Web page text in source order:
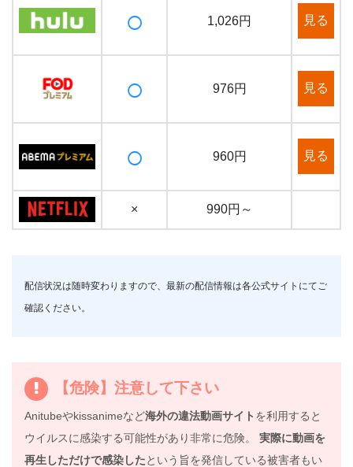
○ 1,026円 見る
○ 976円 見る
○ 960円 見る
× 990円～
配信状況は随時変わりますので、最新の配信情報は各公式サイトにてご
確認ください。
【危険】注意して下さい
Anitubeやkissanimeなど海外の違法動画サイト を利用すると
ウイルスに感染する可能性があり非常に危険。 実際に動画を
再生しただけで感染したという旨を発信している被害者もい